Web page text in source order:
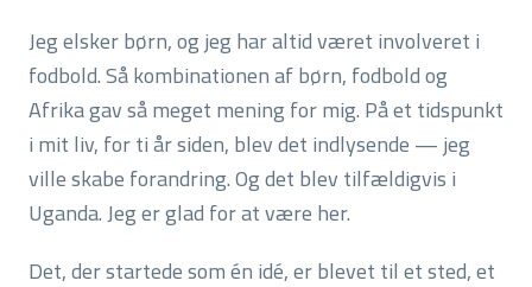
Jeg elsker børn, og jeg har altid været involveret i
fodbold. Så kombinationen af børn, fodbold og
Afrika gav så meget mening for mig. På et tidspunkt
i mit liv, for ti år siden, blev det indlysende — jeg
ville skabe forandring. Og det blev tilfældigvis i
Uganda. Jeg er glad for at være her.
Det, der startede som én idé, er blevet til et sted, et